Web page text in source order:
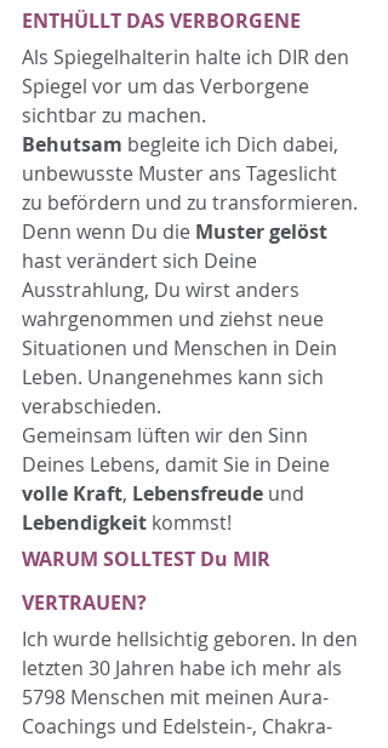
ENTHÜLLT DAS VERBORGENE
Als Spiegelhalterin halte ich DIR den
Spiegel vor um das Verborgene
sichtbar zu machen.
Behutsam begleite ich Dich dabei,
unbewusste Muster ans Tageslicht
zu befördern und zu transformieren.
Denn wenn Du die Muster gelöst
hast verändert sich Deine
Ausstrahlung, Du wirst anders
wahrgenommen und ziehst neue
Situationen und Menschen in Dein
Leben. Unangenehmes kann sich
verabschieden.
Gemeinsam lüften wir den Sinn
Deines Lebens, damit Sie in Deine
volle Kraft, Lebensfreude und
Lebendigkeit kommst!
WARUM SOLLTEST Du MIR
VERTRAUEN?
Ich wurde hellsichtig geboren. In den
letzten 30 Jahren habe ich mehr als
5798 Menschen mit meinen Aura-
Coachings und Edelstein-, Chakra-